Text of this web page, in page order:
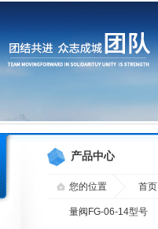
产品中心
您的位置 首页
量阀FG-06-14型号